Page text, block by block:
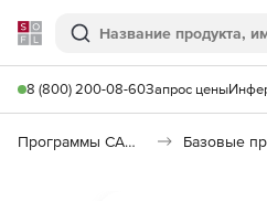
Softline
Поиск
8 (800) 200-08-60Запрос цены
Программы САПР и ГИС